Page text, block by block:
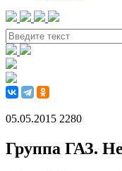
05.05.2015 2280
Группа ГАЗ.